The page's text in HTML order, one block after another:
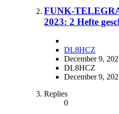
FUNK-
2023: 2 Hefte
DL8HCZ
December 9,
DL8HCZ
December 9,
Replies
0